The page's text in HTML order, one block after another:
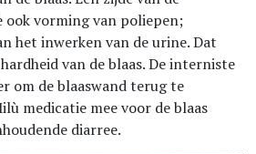
ook vorming van poliepen;
het inwerken van de urine. Dat
van de blaas. De interniste
om de blaaswand terug te
medicatie mee voor de blaas
diarree.